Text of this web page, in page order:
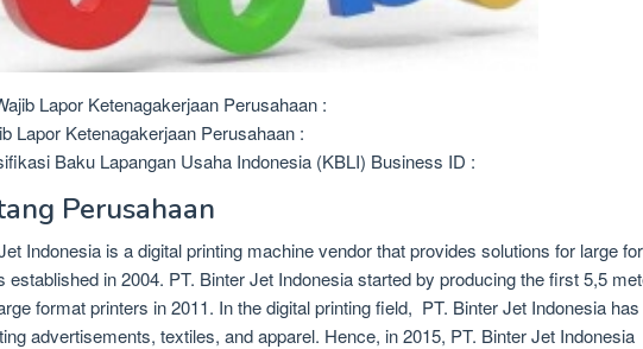
Lapor Ketenagakerjaan Perusahaan :
Lapor Ketenagakerjaan Perusahaan :
Baku Lapangan Usaha Indonesia (KBLI) Business ID :
Perusahaan
Indonesia is a digital printing machine vendor that provides solutions for large
established in 2004. PT. Binter Jet Indonesia started by producing the first 5,5
format printers in 2011. In the digital printing field, PT. Binter Jet Indonesia
advertisements, textiles, and apparel. Hence, in 2015, PT. Binter Jet Indonesia